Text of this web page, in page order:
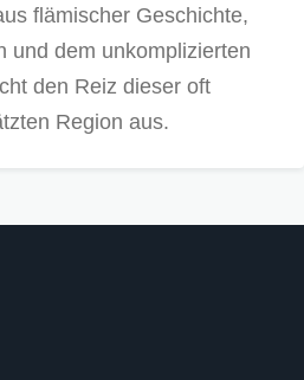
flämischer Geschichte,
und dem unkomplizierten
den Reiz dieser oft
Region aus.